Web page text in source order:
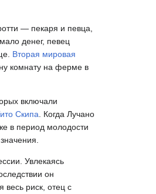
— пекаря и певца,
денег, певец
Вторая мировая
комнату на ферме в
включали
Скипа . Когда Лучано
в период молодости
Увлекаясь
он
весь риск, отец с